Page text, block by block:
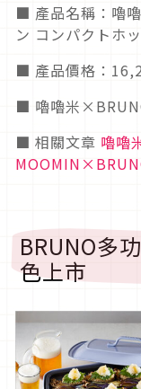
■ 產品名稱：嚕
ン コンパクトホ
■ 產品價格：
■ 嚕嚕米
■ 相關文章 嚕嚕
BRUNO多
色上市